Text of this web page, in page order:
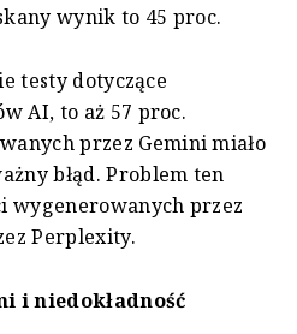
wynik to 45 proc.
testy dotyczące
AI, to aż 57 proc.
przez Gemini miało
błąd. Problem ten
wygenerowanych przez
Perplexity.
i niedokładność